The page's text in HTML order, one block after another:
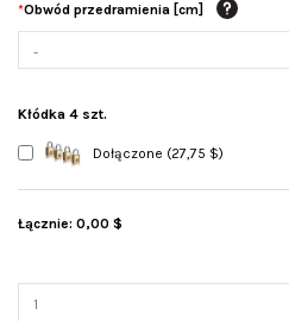
*Obwód przedramienia [cm]
Kłódka 4 szt.
Dołączone (27,75 $)
Łącznie: 0,00 $